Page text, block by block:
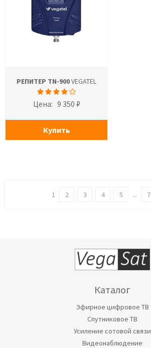
РЕПИТЕР TN-900VEGATEL
Цена: 9 350 ₽
Купить
1 2 3 4 5 ... 7
Каталог
Эфирное цифровое ТВ
Спутниковое ТВ
Усиление сотовой связи
Видеонаблюдение